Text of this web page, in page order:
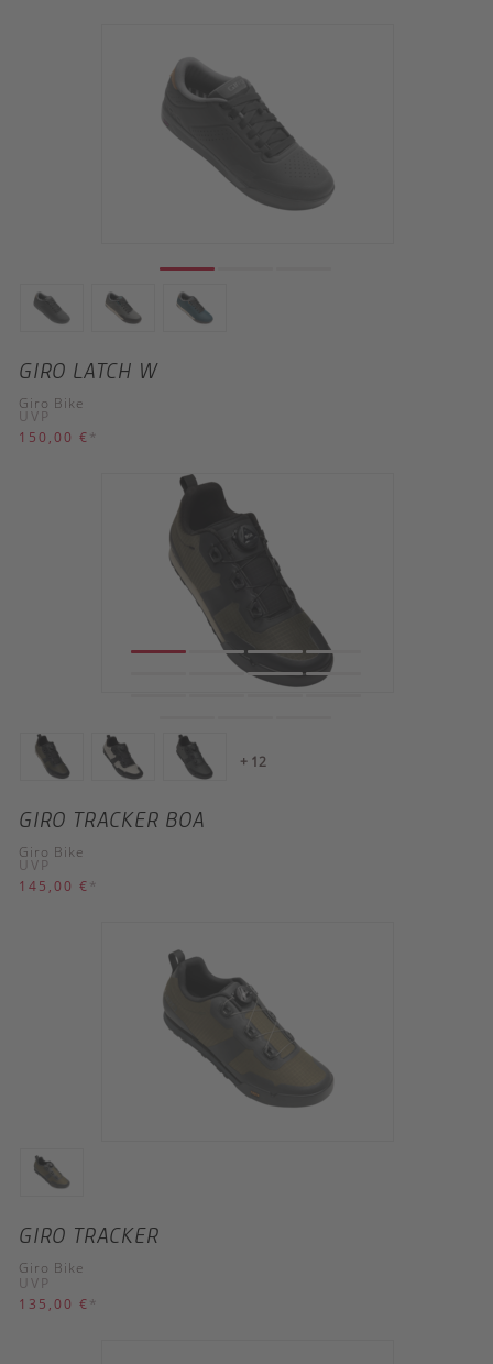
GIRO LATCH W
Giro Bike
UVP
150,00 € *
+ 12
GIRO TRACKER BOA
Giro Bike
UVP
145,00 € *
GIRO TRACKER
Giro Bike
UVP
135,00 € *